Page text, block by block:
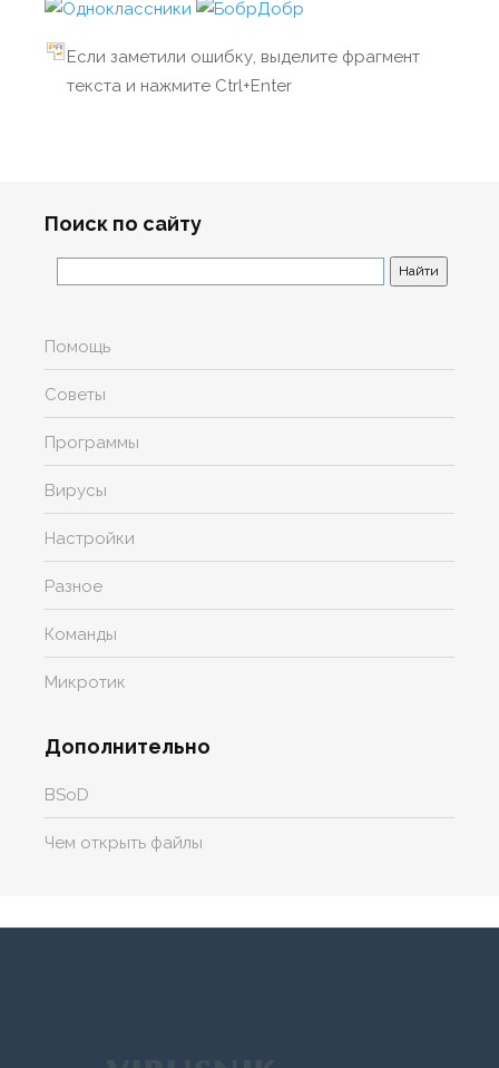
Если заметили ошибку, выделите фрагмент
текста и нажмите Ctrl+Enter
Поиск по сайту
Помощь
Советы
Программы
Вирусы
Настройки
Разное
Команды
Микротик
Дополнительно
BSoD
Чем открыть файлы